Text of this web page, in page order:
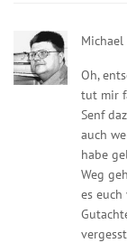
Michael
Oh,
tut mir
Senf
auch
habe
Weg
es